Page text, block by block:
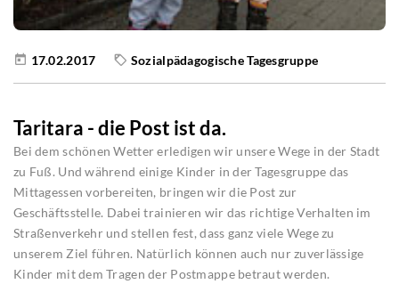
17.02.2017 Sozialpädagogische Tagesgruppe
Taritara - die Post ist da.
Bei dem schönen Wetter erledigen wir unsere Wege in der Stadt
zu Fuß. Und während einige Kinder in der Tagesgruppe das
Mittagessen vorbereiten, bringen wir die Post zur
Geschäftsstelle. Dabei trainieren wir das richtige Verhalten im
Straßenverkehr und stellen fest, dass ganz viele Wege zu
unserem Ziel führen. Natürlich können auch nur zuverlässige
Kinder mit dem Tragen der Postmappe betraut werden.